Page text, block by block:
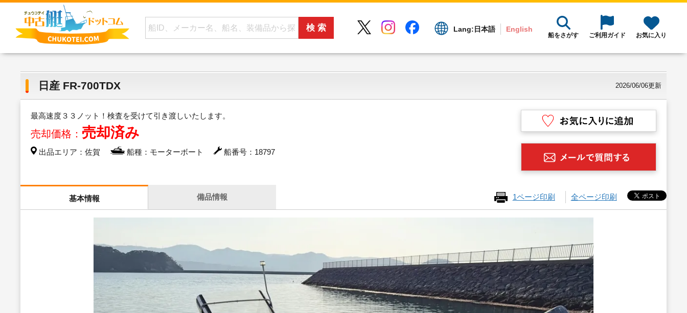
Lang: 日本語 English
船をさがす ご利用ガイド お気に入り
日産 FR-700TDX 2026/06/06更新
最高速度３３ノット！検査を受けて引き渡しいたします。
売却価格： 売却済み
出品エリア：佐賀 船種：モーターボート 船番号：18797
基本情報 備品情報 1ページ印刷 全ページ印刷